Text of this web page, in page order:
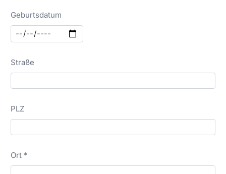
Geburtsdatum
Straße
PLZ
Ort *